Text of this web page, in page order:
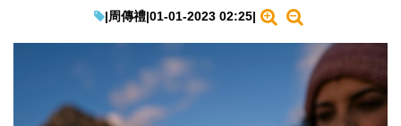
|周傳禮|01-01-2023 02:25|